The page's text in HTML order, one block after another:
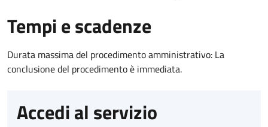
Tempi e scadenze
Durata massima del procedimento amministrativo: La
conclusione del procedimento è immediata.
Accedi al servizio